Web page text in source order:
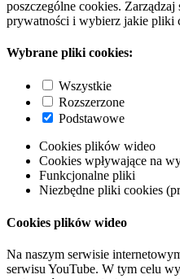
poszczególne cookies.
prywatności i wybierz jakie pliki
Wybrane pliki cookies:
Wszystkie
Rozszerzone
Podstawowe
Cookies plików wideo
Cookies wpływające na
Funkcjonalne pliki
Niezbędne pliki cookies
Cookies plików wideo
Na naszym serwisie
serwisu YouTube. W tym celu